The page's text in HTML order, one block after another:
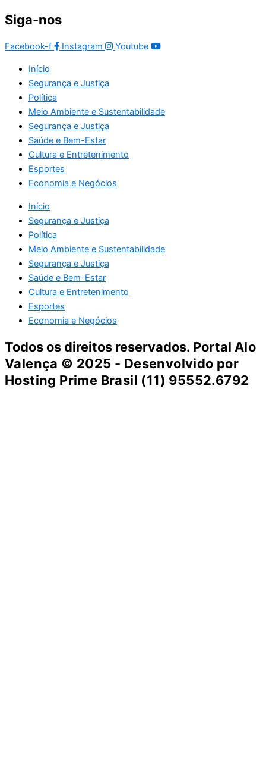
Siga-nos
Facebook-f Instagram Youtube
Início
Segurança e Justiça
Política
Meio Ambiente e Sustentabilidade
Segurança e Justiça
Saúde e Bem-Estar
Cultura e Entretenimento
Esportes
Economia e Negócios
Início
Segurança e Justiça
Política
Meio Ambiente e Sustentabilidade
Segurança e Justiça
Saúde e Bem-Estar
Cultura e Entretenimento
Esportes
Economia e Negócios
Todos os direitos reservados. Portal Alo
Valença © 2025 - Desenvolvido por
Hosting Prime Brasil (11) 95552.6792